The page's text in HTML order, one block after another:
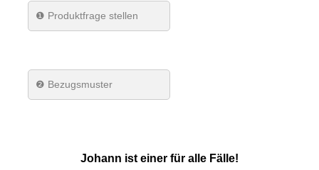
❶ Produktfrage stellen
❷ Bezugsmuster
Johann ist einer für alle Fälle!